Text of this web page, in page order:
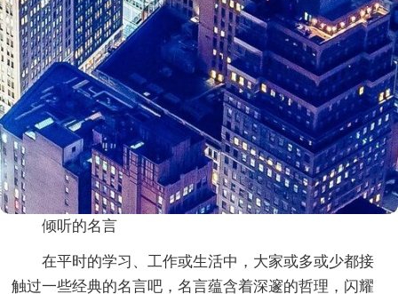
倾听的名言
在平时的学习、工作或生活中，大家或多或少都接
触过一些经典的名言吧，名言蕴含着深邃的哲理，闪耀